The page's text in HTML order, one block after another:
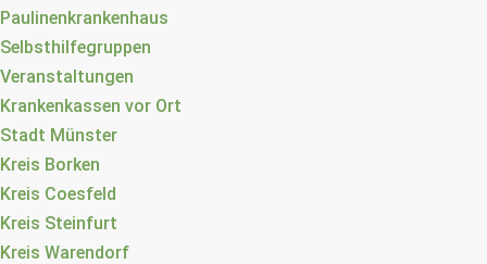
Paulinenkrankenhaus
Selbsthilfegruppen
Veranstaltungen
Krankenkassen vor Ort
Stadt Münster
Kreis Borken
Kreis Coesfeld
Kreis Steinfurt
Kreis Warendorf